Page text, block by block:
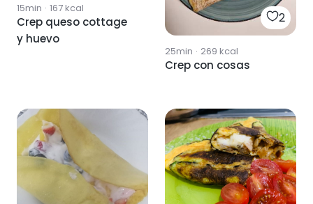
15min · 167kcal
Crep queso cottage
y huevo
2
25min · 269 kcal
Crep con cosas